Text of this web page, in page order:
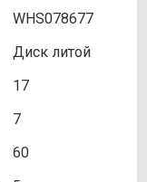
WHS078677
Диск литой
17
7
60